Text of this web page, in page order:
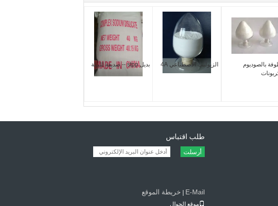
بديل stpp -- صديقة للبيئة الزيوليت الاصطناعي 4A
بالصوديوم
طلب اقتباس
أرسلت
E-Mail خريطة الموقع
موقع الجوال